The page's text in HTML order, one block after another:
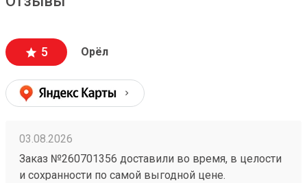
5 Орёл
03.08.2026
Заказ №260701356 доставили во время, в целости
и сохранности по самой выгодной цене.